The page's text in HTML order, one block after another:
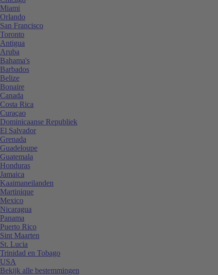
Miami
Orlando
San Francisco
Toronto
Antigua
Aruba
Bahama's
Barbados
Belize
Bonaire
Canada
Costa Rica
Curaçao
Dominicaanse Republiek
El Salvador
Grenada
Guadeloupe
Guatemala
Honduras
Jamaica
Kaaimaneilanden
Martinique
Mexico
Nicaragua
Panama
Puerto Rico
Sint Maarten
St. Lucia
Trinidad en Tobago
USA
Bekijk alle bestemmingen